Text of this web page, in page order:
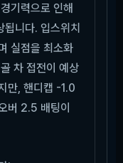
기력으로 인해
니다. 입스위치
실점을 최소화
차 접전이 예상
만, 핸디캡 -1.0
버 2.5 배팅이